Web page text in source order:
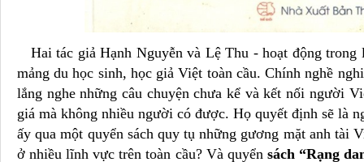
Hai tác giả Hạnh Nguyễn và Lệ Thu - hoạt động trong
mảng du học sinh, học giả Việt toàn cầu. Chính nghề
lắng nghe những câu chuyện chưa kể và kết nối người
giá mà không nhiều người có được. Họ quyết định sẽ là
ấy qua một quyển sách quy tụ những gương mặt anh tài
ở nhiều lĩnh vực trên toàn cầu? Và quyển sách “Rạng